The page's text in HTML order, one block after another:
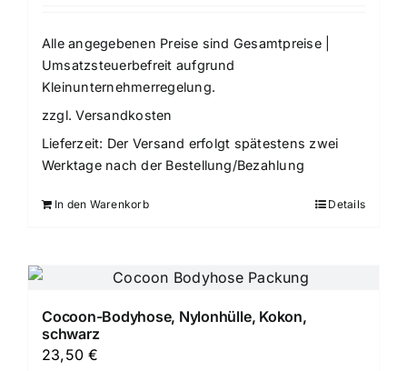
Alle angegebenen Preise sind Gesamtpreise |
Umsatzsteuerbefreit aufgrund
Kleinunternehmerregelung.
zzgl.Versandkosten
Lieferzeit: Der Versand erfolgt spätestens zwei
Werktage nach der Bestellung/Bezahlung
In den Warenkorb Details
Cocoon-Bodyhose, Nylonhülle, Kokon,
schwarz
23,50€